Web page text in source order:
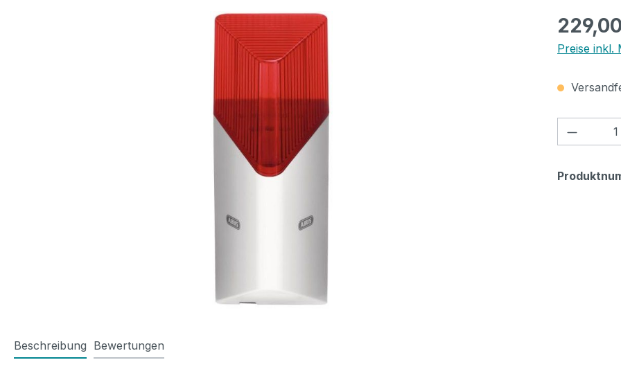
Regulärer
Preise inkl.
Beschreibung Bewertungen